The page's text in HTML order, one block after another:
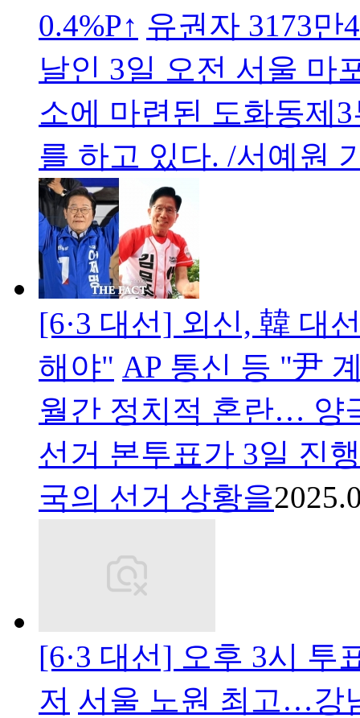
0.4%P↑ 유권자 3173만
날인 3일 오전 서울 마
소에 마련된 도화동제
를 하고 있다. /서예원
[6·3 대선] 외신, 韓 대
해야" AP 통신 등 "尹
월간 정치적 혼란… 양
선거 본투표가 3일 진
국의 선거 상황을
[6·3 대선] 오후 3시 투
저 서울 노원 최고…강